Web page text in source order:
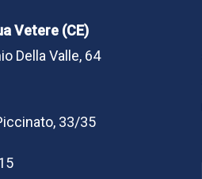
Vetere (CE)
Della Valle, 64
33/35